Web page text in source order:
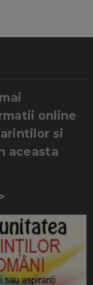
online
si
aceasta